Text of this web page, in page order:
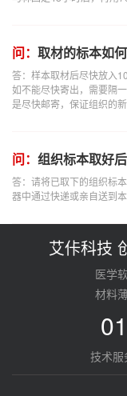
问： 取材的标本如何
答：样本取材后尽快放入
如不能尽快寄出，需要隔
是尽快邮寄，保证组织的新
问： 组织标本取好
答：请将已取下的组织标
器中通过快递或亲自送到
艾佧科技
医学
材料
技术